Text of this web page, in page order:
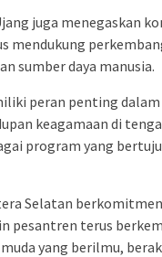
juga menegaskan
mendukung
sumber daya manusia.
peran penting
keagamaan di
program yang
Selatan
pesantren terus
yang berilmu,